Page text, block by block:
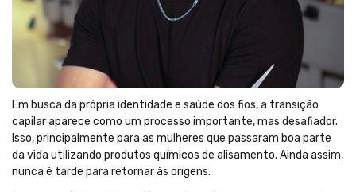
Em busca da própria identidade e saúde dos fios, a transição
capilar aparece como um processo importante, mas desafiador.
Isso, principalmente para as mulheres que passaram boa parte
da vida utilizando produtos químicos de alisamento. Ainda assim,
nunca é tarde para retornar às origens.